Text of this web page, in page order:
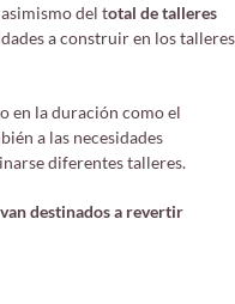
del total de talleres
a construir en los talleres
en la duración como el
a las necesidades
diferentes talleres.
destinados a revertir